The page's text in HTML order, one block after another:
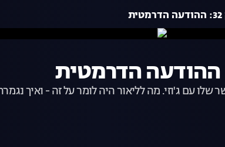
עם ג'וזי. מה לליאור היה לומר על זה - ואיך